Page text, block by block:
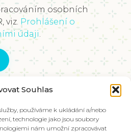
Souhlas
používáme k ukládání a/nebo
technologie jako jsou soubory
nám umožní zpracovávat
osobních
viz. Prohlášení o
údaji.
nábřeží 671/15, Karlín,